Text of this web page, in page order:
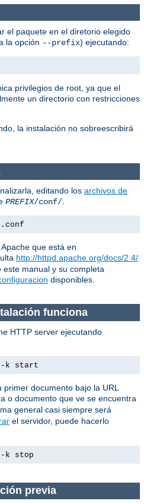
el paquete en el diretorio elegido
la opción --prefix) ejecutando:
privilegios de root, ya que el
un directorio con restricciones
la instalación no sobreescribirá
editando los archivos de
PREFIX/conf/.
que está en
http://httpd.apache.org/docs/2.4/
manual y su completa
disponibles.
funciona
HTTP server ejecutando
-k start
documento bajo la URL
o documento que ve se encuentra
general casi siempre será
el servidor, puede hacerlo
k stop
previa